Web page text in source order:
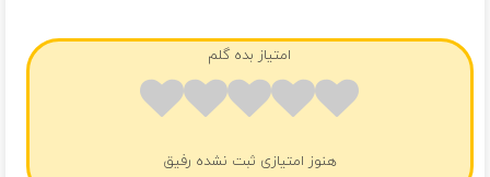
امتیاز بده گلم
هنوز امتیازی ثبت نشده رفیق